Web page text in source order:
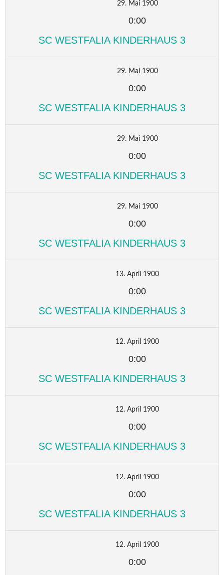
29. Mai 1900
0:00
SC WESTFALIA KINDERHAUS 3
29. Mai 1900
0:00
SC WESTFALIA KINDERHAUS 3
29. Mai 1900
0:00
SC WESTFALIA KINDERHAUS 3
29. Mai 1900
0:00
SC WESTFALIA KINDERHAUS 3
13. April 1900
0:00
SC WESTFALIA KINDERHAUS 3
12. April 1900
0:00
SC WESTFALIA KINDERHAUS 3
12. April 1900
0:00
SC WESTFALIA KINDERHAUS 3
12. April 1900
0:00
SC WESTFALIA KINDERHAUS 3
12. April 1900
0:00